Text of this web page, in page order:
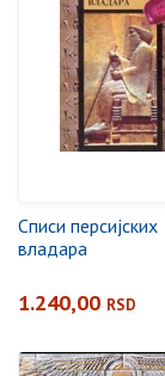
Списи персијских
владара
1.240,00 RSD